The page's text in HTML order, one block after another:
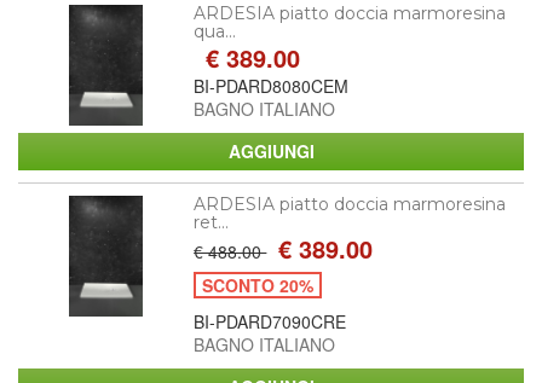
ARDESIA piatto doccia marmoresina
qua...
€ 389.00
BI-PDARD8080CEM
BAGNO ITALIANO
ARDESIA piatto doccia marmoresina
ret...
€ 488.00 € 389.00
SCONTO 20%
BI-PDARD7090CRE
BAGNO ITALIANO